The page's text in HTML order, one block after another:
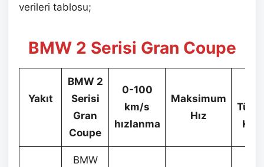
verileri tablosu;
BMW 2 Serisi Gran Coupe
Yakıt
BMW 2
Serisi
Gran
Coupe
0-100
km/s
hızlanma
Maksimum
Hız
BMW